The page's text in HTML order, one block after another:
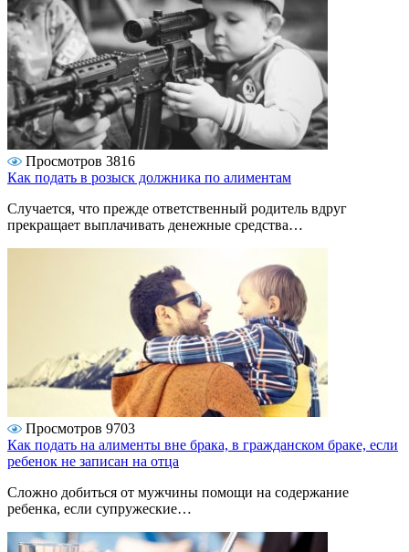
Просмотров 3816
Как подать в розыск должника по алиментам
Случается, что прежде ответственный родитель вдруг
прекращает выплачивать денежные средства…
Просмотров 9703
Как подать на алименты вне брака, в гражданском браке, если
ребенок не записан на отца
Сложно добиться от мужчины помощи на содержание
ребенка, если супружеские…